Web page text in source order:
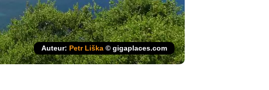
Auteur: Petr Liška © gigaplaces.com